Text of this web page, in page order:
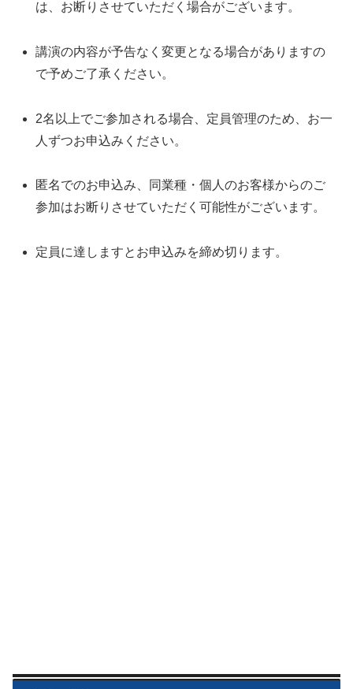
は、お断りさせていただく場合がございます。
講演の内容が予告なく変更となる場合がありますの
で予めご了承ください。
2名以上でご参加される場合、定員管理のため、お一
人ずつお申込みください。
匿名でのお申込み、同業種・個人のお客様からのご
参加はお断りさせていただく可能性がございます。
定員に達しますとお申込みを締め切ります。